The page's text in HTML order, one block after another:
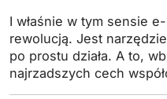
I właśnie w tym sensie
rewolucją. Jest
po prostu działa. A to,
najrzadszych cech